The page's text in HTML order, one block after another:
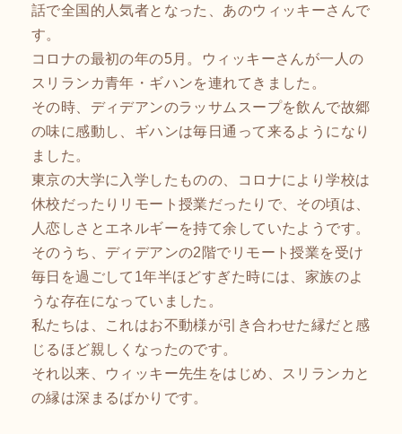
話で全国的人気者となった、あのウィッキーさんで
す。
コロナの最初の年の5月。ウィッキーさんが一人の
スリランカ青年・ギハンを連れてきました。
その時、ディデアンのラッサムスープを飲んで故郷
の味に感動し、ギハンは毎日通って来るようになり
ました。
東京の大学に入学したものの、コロナにより学校は
休校だったりリモート授業だったりで、その頃は、
人恋しさとエネルギーを持て余していたようです。
そのうち、ディデアンの2階でリモート授業を受け
毎日を過ごして1年半ほどすぎた時には、家族のよ
うな存在になっていました。
私たちは、これはお不動様が引き合わせた縁だと感
じるほど親しくなったのです。
それ以来、ウィッキー先生をはじめ、スリランカと
の縁は深まるばかりです。